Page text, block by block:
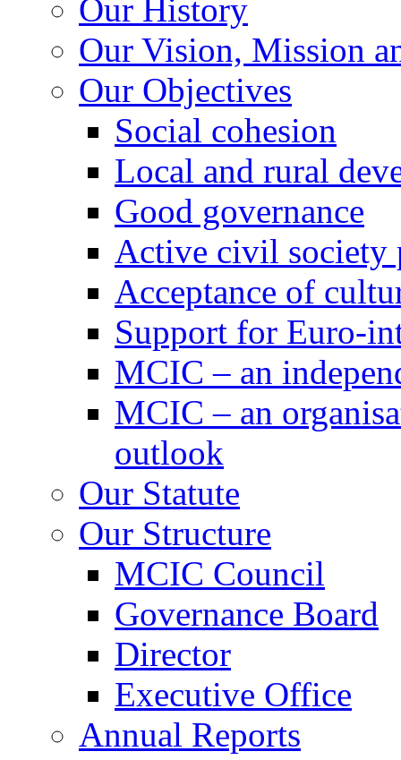
Our History
Our Vision, Mission
Our Objectives
Social cohesion
Local and rural
Good governance
Active civil society
Acceptance of
Support for Euro-
MCIC – an
MCIC – an
outlook
Our Statute
Our Structure
MCIC Council
Governance Board
Director
Executive Office
Annual Reports